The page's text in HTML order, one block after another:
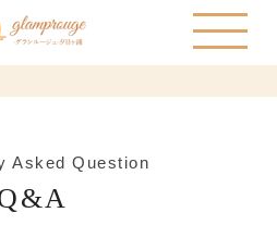
Asked Question